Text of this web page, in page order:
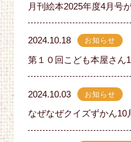
月刊絵本2025年度4月号
2024.10.18 お知らせ
第１０回こども本屋さん
2024.10.03 お知らせ
なぜなぜクイズずかん10